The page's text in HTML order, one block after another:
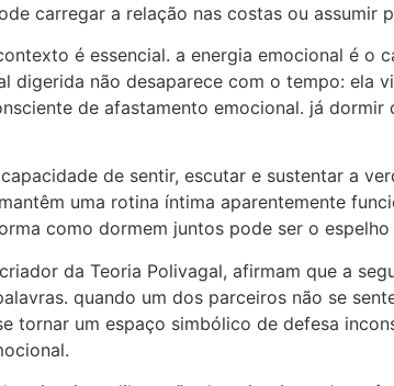
carregar a relação nas costas ou assumir
é essencial. a energia emocional é
digerida não desaparece com o tempo:
de afastamento emocional. já
de sentir, escutar e sustentar a
uma rotina íntima aparentemente
como dormem juntos pode ser o
da Teoria Polivagal, afirmam que a
quando um dos parceiros não se
tornar um espaço simbólico de defesa